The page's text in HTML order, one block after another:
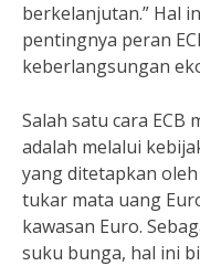
berkelanjutan.” Hal
pentingnya peran
keberlangsungan
Salah satu cara
adalah melalui
yang ditetapkan
tukar mata uang
kawasan Euro.
suku bunga, hal ini